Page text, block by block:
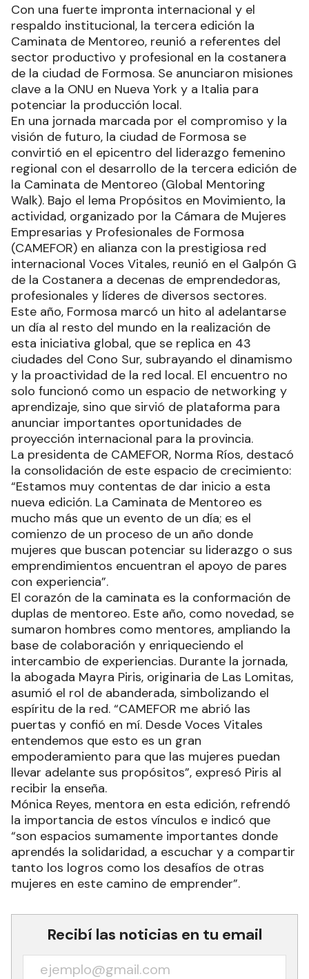
Con una fuerte impronta internacional y el
respaldo institucional, la tercera edición la
Caminata de Mentoreo, reunió a referentes del
sector productivo y profesional en la costanera
de la ciudad de Formosa. Se anunciaron misiones
clave a la ONU en Nueva York y a Italia para
potenciar la producción local.
En una jornada marcada por el compromiso y la
visión de futuro, la ciudad de Formosa se
convirtió en el epicentro del liderazgo femenino
regional con el desarrollo de la tercera edición de
la Caminata de Mentoreo (Global Mentoring
Walk). Bajo el lema Propósitos en Movimiento, la
actividad, organizado por la Cámara de Mujeres
Empresarias y Profesionales de Formosa
(CAMEFOR) en alianza con la prestigiosa red
internacional Voces Vitales, reunió en el Galpón G
de la Costanera a decenas de emprendedoras,
profesionales y líderes de diversos sectores.
Este año, Formosa marcó un hito al adelantarse
un día al resto del mundo en la realización de
esta iniciativa global, que se replica en 43
ciudades del Cono Sur, subrayando el dinamismo
y la proactividad de la red local. El encuentro no
solo funcionó como un espacio de networking y
aprendizaje, sino que sirvió de plataforma para
anunciar importantes oportunidades de
proyección internacional para la provincia.
La presidenta de CAMEFOR, Norma Ríos, destacó
la consolidación de este espacio de crecimiento:
“Estamos muy contentas de dar inicio a esta
nueva edición. La Caminata de Mentoreo es
mucho más que un evento de un día; es el
comienzo de un proceso de un año donde
mujeres que buscan potenciar su liderazgo o sus
emprendimientos encuentran el apoyo de pares
con experiencia”.
El corazón de la caminata es la conformación de
duplas de mentoreo. Este año, como novedad, se
sumaron hombres como mentores, ampliando la
base de colaboración y enriqueciendo el
intercambio de experiencias. Durante la jornada,
la abogada Mayra Piris, originaria de Las Lomitas,
asumió el rol de abanderada, simbolizando el
espíritu de la red. “CAMEFOR me abrió las
puertas y confió en mí. Desde Voces Vitales
entendemos que esto es un gran
empoderamiento para que las mujeres puedan
llevar adelante sus propósitos”, expresó Piris al
recibir la enseña.
Mónica Reyes, mentora en esta edición, refrendó
la importancia de estos vínculos e indicó que
“son espacios sumamente importantes donde
aprendés la solidaridad, a escuchar y a compartir
tanto los logros como los desafíos de otras
mujeres en este camino de emprender”.
Recibí las noticias en tu email